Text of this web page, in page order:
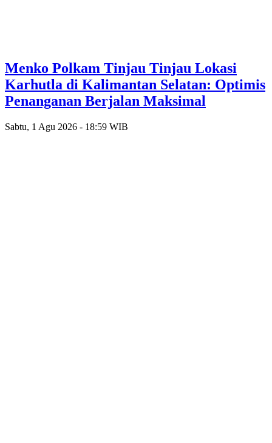
Menko Polkam Tinjau Tinjau Lokasi
Karhutla di Kalimantan Selatan: Optimis
Penanganan Berjalan Maksimal
Sabtu, 1 Agu 2026 - 18:59 WIB